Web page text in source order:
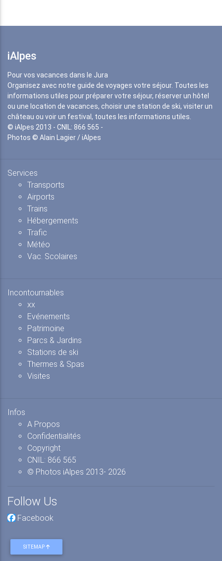
iAlpes
Pour vos vacances dans le Jura
Organisez avec notre guide de voyages votre séjour. Toutes les
informations utiles pour préparer votre séjour, réserver un hôtel
ou une location de vacances, choisir une station de ski, visiter un
château ou voir un festival, toutes les informations utiles.
© iAlpes 2013 - CNIL: 866 565 -
Photos © Alain Lagier / iAlpes
Services
Transports
Airports
Trains
Hébergements
Trafic
Météo
Vac. Scolaires
Incontournables
xx
Evénements
Patrimoine
Parcs & Jardins
Stations de ski
Thermes & Spas
Visites
Infos
A Propos
Confidentialités
Copyright
CNIL: 866 565
© Photos iAlpes 2013- 2026
Follow Us
Facebook
SITEMAP